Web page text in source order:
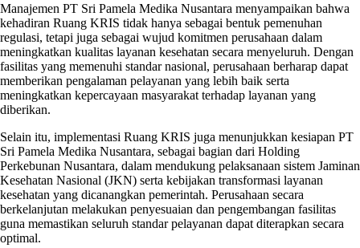
Manajemen PT Sri Pamela Medika Nusantara menyampaikan bahwa
kehadiran Ruang KRIS tidak hanya sebagai bentuk pemenuhan
regulasi, tetapi juga sebagai wujud komitmen perusahaan dalam
meningkatkan kualitas layanan kesehatan secara menyeluruh. Dengan
fasilitas yang memenuhi standar nasional, perusahaan berharap dapat
memberikan pengalaman pelayanan yang lebih baik serta
meningkatkan kepercayaan masyarakat terhadap layanan yang
diberikan.
Selain itu, implementasi Ruang KRIS juga menunjukkan kesiapan PT
Sri Pamela Medika Nusantara, sebagai bagian dari Holding
Perkebunan Nusantara, dalam mendukung pelaksanaan sistem Jaminan
Kesehatan Nasional (JKN) serta kebijakan transformasi layanan
kesehatan yang dicanangkan pemerintah. Perusahaan secara
berkelanjutan melakukan penyesuaian dan pengembangan fasilitas
guna memastikan seluruh standar pelayanan dapat diterapkan secara
optimal.